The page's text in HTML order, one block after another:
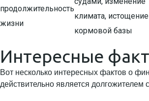
продолжительность
жизни
климата, истощение
кормовой базы
Интересные
Вот несколько интересных фактов о
действительно является долгожителем